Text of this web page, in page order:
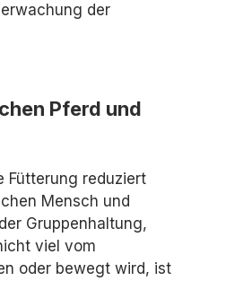
der
Pferd und
Fütterung reduziert
Mensch und
Gruppenhaltung,
viel vom
oder bewegt wird, ist